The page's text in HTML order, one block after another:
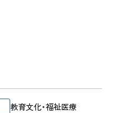
教育文化・福祉医療